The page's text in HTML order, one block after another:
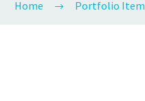
Home Portfolio Item